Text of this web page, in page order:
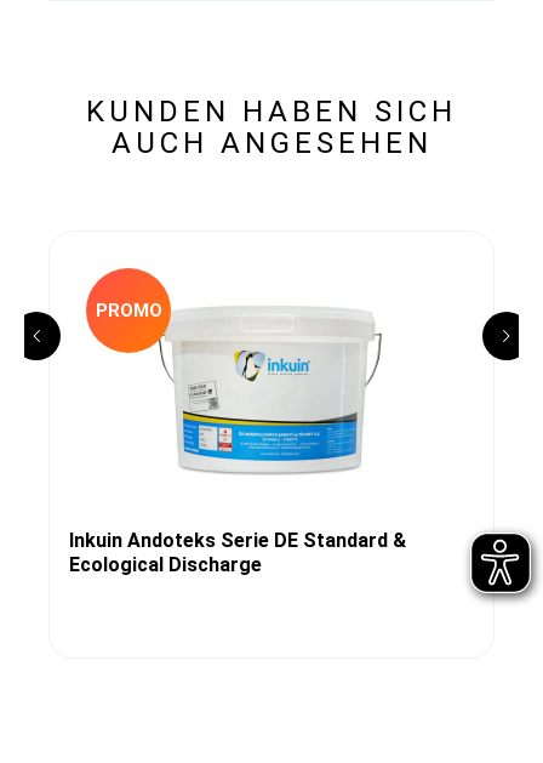
KUNDEN HABEN SICH
AUCH ANGESEHEN
PROMO
Inkuin Andoteks Serie DE Standard &
Ecological Discharge